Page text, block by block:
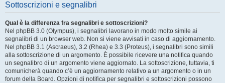
Sottoscrizioni e segnalibri
Qual è la differenza fra segnalibri e sottoscrizioni?
Nel phpBB 3.0 (Olympus), i segnalibri lavorano in modo molto simile ai
segnalibri di un browser web. Non si viene avvisati in caso di aggiornamento.
Nel phpBB 3.1 (Ascraeus), 3.2 (Rhea) e 3.3 (Proteus), i segnalibri sono simili
alla sottoscrizione di un argomento. È possibile ricevere una notifica quando
un segnalibro di un argomento viene aggiornato. La sottoscrizione, tuttavia, ti
comunicherà quando c’è un aggiornamento relativo a un argomento o in un
forum della Board. Opzioni di notifica per segnalibri e sottoscrizioni possono